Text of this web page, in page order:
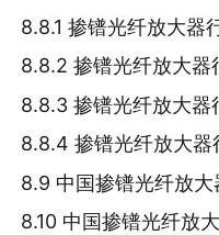
8.8.1 掺镨光纤放大器
8.8.2 掺镨光纤放大器
8.8.3 掺镨光纤放大器
8.8.4 掺镨光纤放大器
8.9 中国掺镨光纤放
8.10 中国掺镨光纤放